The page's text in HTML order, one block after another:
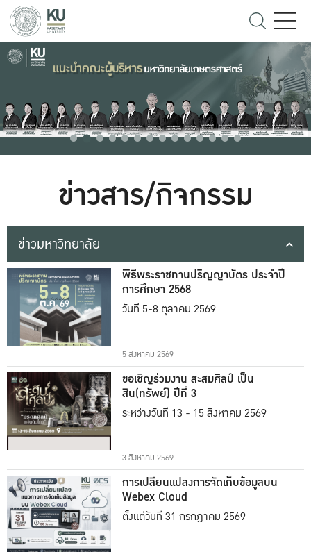
ข่าวสาร/กิจกรรม
ข่าวมหาวิทยาลัย
พิธีพระราชทานปริญญาบัตร ประจำปี
การศึกษา 2568
วันที่ 5-8 ตุลาคม 2569
5 สิงหาคม 2569
ขอเชิญร่วมงาน สะสมศิลป์ เป็น
สิน(ทรัพย์) ปีที่ 3
ระหว่างวันที่ 13 - 15 สิงหาคม 2569
3 สิงหาคม 2569
การเปลี่ยนแปลงการจัดเก็บข้อมูลบน
Webex Cloud
ตั้งแต่วันที่ 31 กรกฎาคม 2569